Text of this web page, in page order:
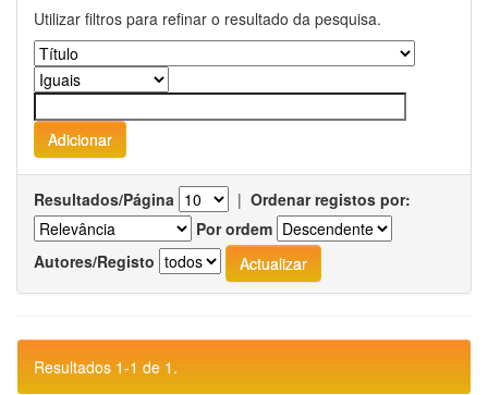
Utilizar filtros para refinar o resultado da pesquisa.
Resultados/Página | Ordenar registos por:
Por ordem
Autores/Registo
Resultados 1-1 de 1.